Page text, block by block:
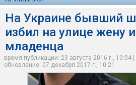
На Украине бывший
избил на улице жену
младенца
время публикации: 23 августа 2016 г., 10:04
обновление: 07 декабря 2017 г., 10:21